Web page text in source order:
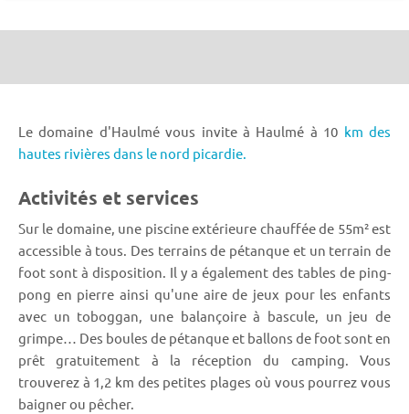
Le domaine d'Haulmé vous invite à Haulmé à 10 km des
hautes rivières dans le nord picardie.
Activités et services
Sur le domaine, une piscine extérieure chauffée de 55m² est
accessible à tous. Des terrains de pétanque et un terrain de
foot sont à disposition. Il y a également des tables de ping-
pong en pierre ainsi qu'une aire de jeux pour les enfants
avec un toboggan, une balançoire à bascule, un jeu de
grimpe… Des boules de pétanque et ballons de foot sont en
prêt gratuitement à la réception du camping. Vous
trouverez à 1,2 km des petites plages où vous pourrez vous
baigner ou pêcher.